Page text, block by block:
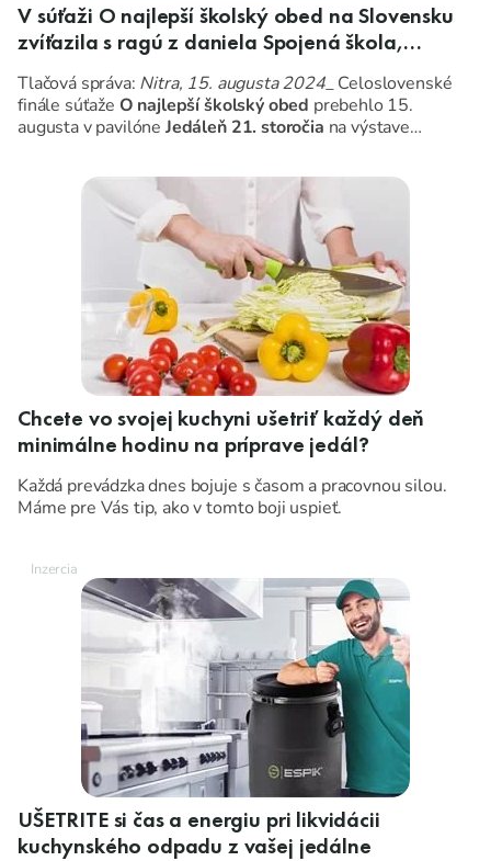
V súťaži O najlepší školský obed na Slovensku
zvíťazila s ragú z daniela Spojená škola,
Špeciálna základná škola s materskou školou,
Praktická škola Trnava
Tlačová správa: Nitra, 15. augusta 2024_Celoslovenské
finále súťaže O najlepší školský obed prebehlo 15.
augusta v pavilóne Jedáleň 21. storočia na výstave
školských jedální pripravovalo po celý deň pred zrakmi
poroty aj návštevníkov svoje menu zamerané na zdravý
životný štýl. Prvým miestom porota ocenilašošovicovú
mliečnu polievku so zemiakmi, ragú z daniela s
brusnicovou omáčkou a knedľu kysnutú s celozrnnou
tímu jedálneSpojenej školy, Špeciálnej základnej
školy s materskou školou, Praktickej školy Trnava,
Čajkovského 50.
Chcete vo svojej kuchyni ušetriť každý deň
minimálne hodinu na príprave jedál?
Každá prevádzka dnes bojuje s časom a pracovnou silou.
Máme pre Vás tip, ako v tomto boji uspieť.
UŠETRITE si čas a energiu pri likvidácii
kuchynského odpadu z vašej jedálne